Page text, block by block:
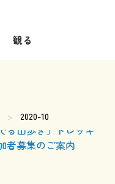
観る
現在のページ:
2020-10